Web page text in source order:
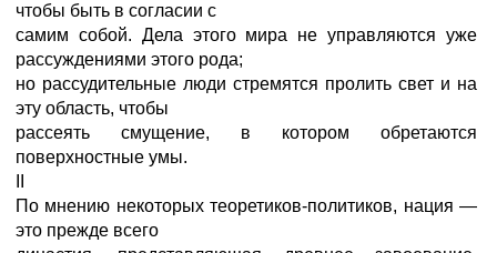
чтобы быть в согласии с
самим собой. Дела этого мира не управляются уже
рассуждениями этого рода;
но рассудительные люди стремятся пролить свет и на
эту область, чтобы
рассеять смущение, в котором обретаются
поверхностные умы.
По мнению некоторых теоретиков-политиков, нация —
это прежде всего